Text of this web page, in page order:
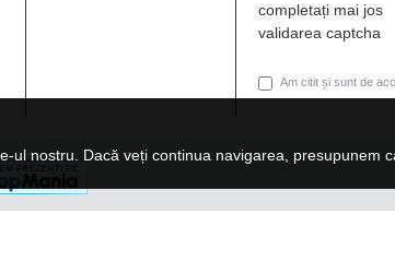
completați mai jos
validarea captcha
Am citit și sunt de
nostru. Dacă veți continua navigarea, presupunem